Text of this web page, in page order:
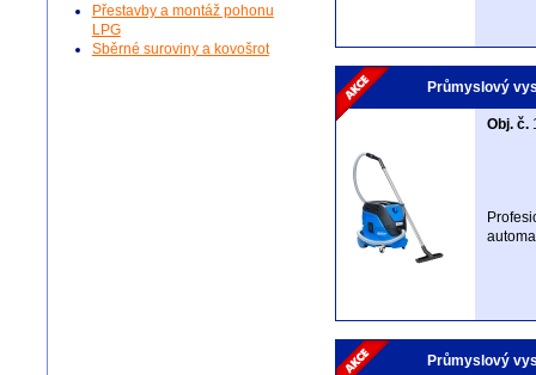
Průmyslový
Obj. č.
Průmyslový
Přestavby a montáž pohonu
LPG
Sběrné suroviny a kovošrot